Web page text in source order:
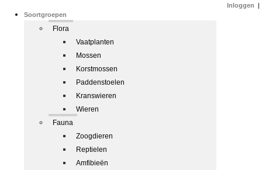
Soortgroepen
Flora
Vaatplanten
Mossen
Korstmossen
Paddenstoelen
Kranswieren
Wieren
Fauna
Zoogdieren
Reptielen
Amfibieën
Inloggen |